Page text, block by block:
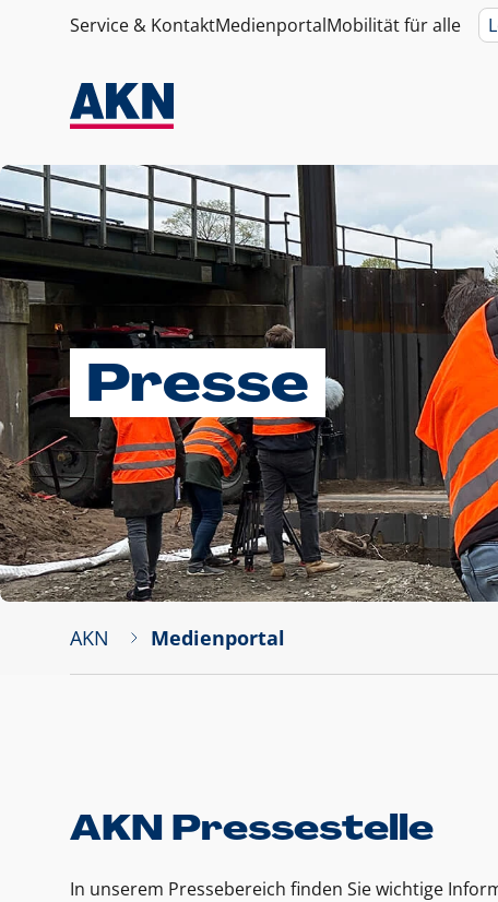
Service & KontaktMedienportalMobilität für alle
Presse
AKN Medienportal
AKN Pressestelle
In unserem Pressebereich finden Sie wichtige